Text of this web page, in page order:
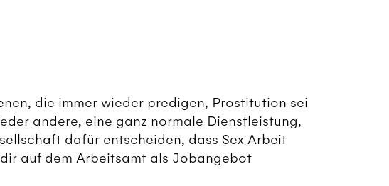
die immer wieder predigen, Prostitution sei
andere, eine ganz normale Dienstleistung,
dafür entscheiden, dass Sex Arbeit
auf dem Arbeitsamt als Jobangebot